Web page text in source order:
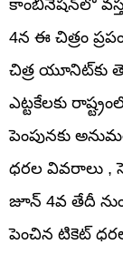
కాంబినేషన్‌లో
4న ఈ చిత్రం
చిత్ర యూనిట్‌కు
ఎట్టకేలకు
పెంపునకు
ధరల వివరాలు ,
జూన్ 4వ తేదీ
పెంచిన టికెట్